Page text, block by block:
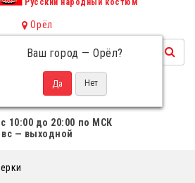
Русский народный костюм
Орёл
Ваш город —Орёл?
НАПИСАТЬ НАМ
10:00 до 20:00 по МСК
вс — выходной